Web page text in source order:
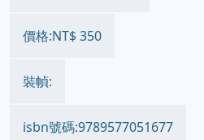
價格:NT$ 350
裝幀:
isbn號碼:9789577051677